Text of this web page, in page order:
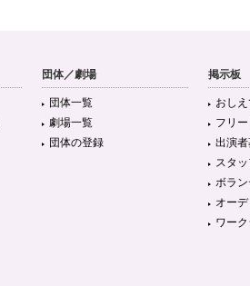
団体／劇場
団体一覧
劇場一覧
団体の登録
掲示板
おし
フリ
出演
スタ
ボラ
オー
ワー